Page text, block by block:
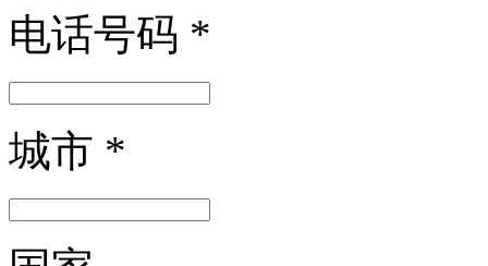
电话号码 *
城市 *